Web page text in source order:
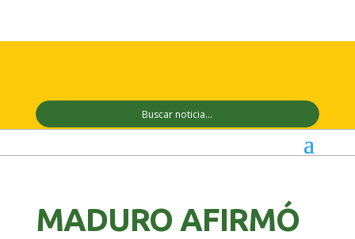
MADURO AFIRMÓ